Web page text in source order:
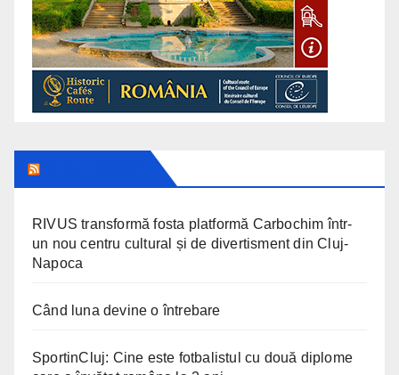
RIVUS transformă fosta platformă Carbochim într-
un nou centru cultural și de divertisment din Cluj-
Napoca
Când luna devine o întrebare
SportinCluj: Cine este fotbalistul cu două diplome